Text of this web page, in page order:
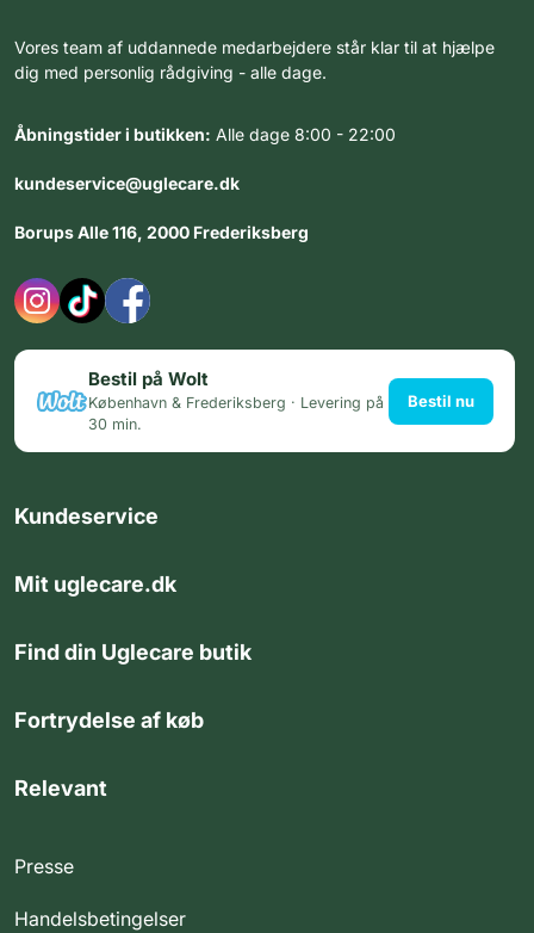
Vores team af uddannede medarbejdere står klar til at hjælpe
dig med personlig rådgiving - alle dage.
Åbningstider i butikken: Alle dage 8:00 - 22:00
kundeservice@uglecare.dk
Borups Alle 116, 2000 Frederiksberg
Bestil på Wolt
København & Frederiksberg · Levering på
30 min.
Bestil nu
Kundeservice
Mit uglecare.dk
Find din Uglecare butik
Fortrydelse af køb
Relevant
Presse
Handelsbetingelser